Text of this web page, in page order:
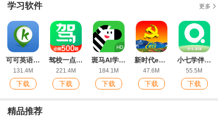
学习软件 更多
可可英语初中英语点读app安卓版
131.4M
下载
驾校一点通app官方版
221.4M
下载
斑马AI学HDapp官方版
184.1M
下载
新时代e支部BTX测试版
47.6M
下载
小七学伴ios版
55.5M
下载
精品推荐